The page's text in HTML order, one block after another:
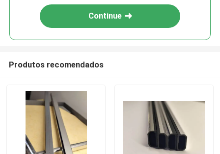
Continue
Produtos recomendados